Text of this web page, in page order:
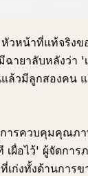
หน้าที่แท้จริงขอ
ฉายาลับหลังว่า
ล้วมีลูกสองคน
การควบคุมคุณภ
อไว้' ผู้จัดการภ
ก่งทั้งด้านการข